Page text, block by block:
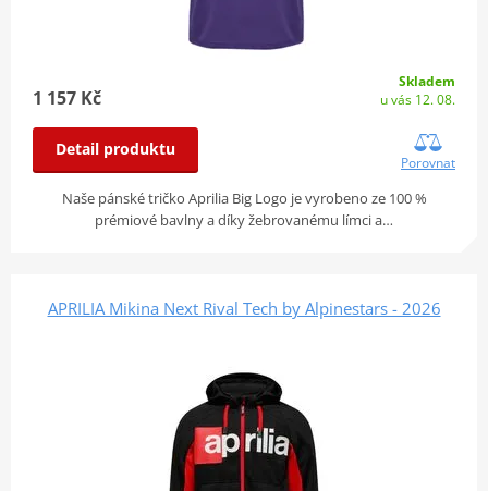
1 157 Kč
Skladem
u vás 12. 08.
Detail produktu
Porovnat
Naše pánské tričko Aprilia Big Logo je vyrobeno ze 100 %
prémiové bavlny a díky žebrovanému límci a…
APRILIA Mikina Next Rival Tech by Alpinestars - 2026